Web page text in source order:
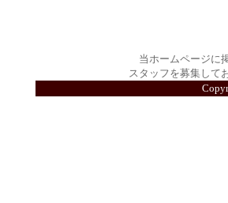
当ホームページに
スタッフを募集して